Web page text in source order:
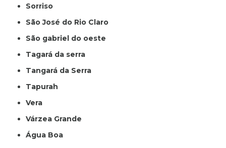
Sorriso
São José do Rio Claro
São gabriel do oeste
Tagará da serra
Tangará da Serra
Tapurah
Vera
Várzea Grande
Água Boa